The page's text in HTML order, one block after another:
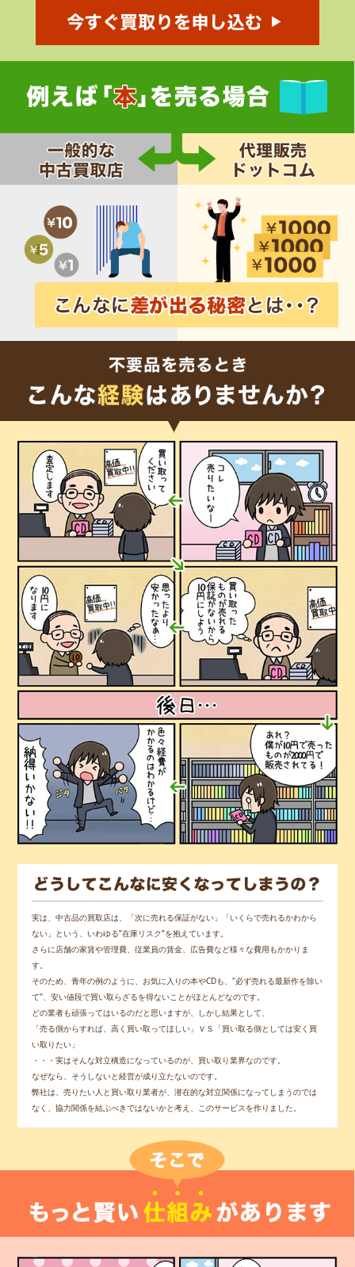
実は、中古品の買取店は、「次に売れる保証がない」「いくらで売れるかわから
ない」という、いわゆる”在庫リスク”を抱えています。
さらに店舗の家賃や管理費、従業員の賃金、広告費など様々な費用もかかりま
す。
そのため、青年の例のように、お気に入りの本やCDも、"必ず売れる最新作を除い
て"、安い値段で買い取らざるを得ないことがほとんどなのです。
どの業者も頑張ってはいるのだと思いますが、しかし結果として、
「売る側からすれば、高く買い取ってほしい」ＶＳ「買い取る側としては安く買
い取りたい」
・・・実はそんな対立構造になっているのが、買い取り業界なのです。
なぜなら、そうしないと経営が成り立たないのです。
弊社は、売りたい人と買い取り業者が、潜在的な対立関係になってしまうのでは
なく、協力関係を結ぶべきではないかと考え、このサービスを作りました。